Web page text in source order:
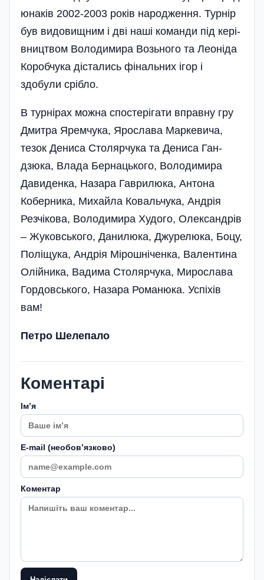
юнаків 2002-2003 років народження. Турнір
був видовищним і дві наші команди під кері­
в­­ництвом Володимира Возьного та Леоніда
Коробчука дістались фі­на­льних ігор і
здобули срібло.
В турнірах можна спостерігати вправну гру
Дмитра Яремчука, Ярослава Маркевича,
тезок Дениса Столярчука та Дениса Ган­
дзюка, Влада Бернацького, Володимира
Давиденка, Назара Гаврилюка, Антона
Коберника, Михайла Ковальчука, Андрія
Резчікова, Володимира Худого, Олександрів
– Жуковського, Данилюка, Джурелюка, Боцу,
Поліщука, Андрія Мірошніченка, Валентина
Олійника, Вадима Столярчука, Мирослава
Гордовського, Назара Романюка. Успіхів
вам!
Петро Шелепало
Коментарі
Імʼя
E-mail (необовʼязково)
Коментар